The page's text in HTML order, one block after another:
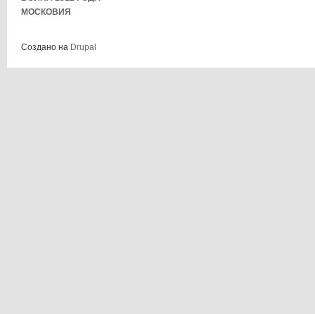
МОСКОВИЯ
Создано на Drupal